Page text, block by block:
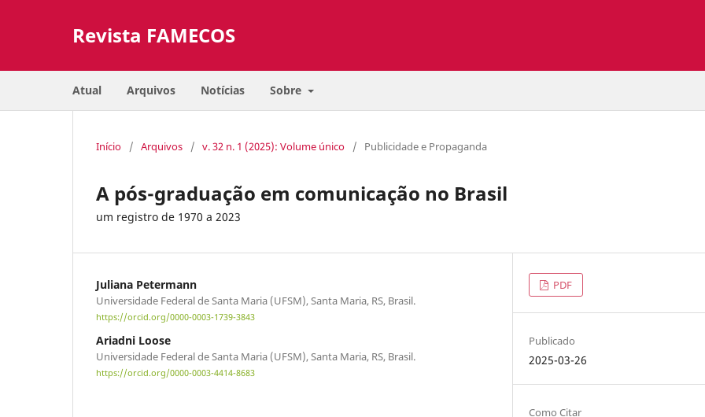
Revista FAMECOS
Atual Arquivos Notícias Sobre
Início / Arquivos / v. 32 n. 1 (2025): Volume único / Publicidade e Propaganda
A pós-graduação em comunicação no Brasil
um registro de 1970 a 2023
Juliana Petermann
Universidade Federal de Santa Maria (UFSM), Santa Maria, RS, Brasil.
https://orcid.org/0000-0003-1739-3843
Ariadni Loose
Universidade Federal de Santa Maria (UFSM), Santa Maria, RS, Brasil.
https://orcid.org/0000-0003-4414-8683
PDF
Publicado
2025-03-26
Como Citar